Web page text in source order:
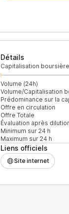
Détails
Capitalisation boursière
Volume (24h)
Volume/Capitalisation
Prédominance sur la
Offre en circulation
Offre Totale
Évaluation après
Minimum sur 24 h
Maximum sur 24 h
Liens officiels
Site internet
% du volume
100 %